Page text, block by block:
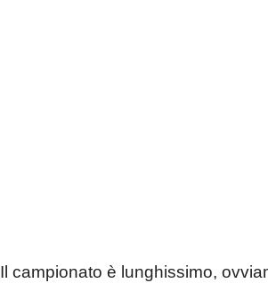
Il campionato è lunghissimo,